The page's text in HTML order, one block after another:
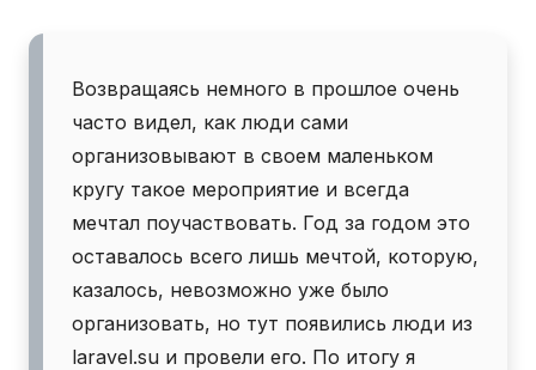
Возвращаясь немного в прошлое очень
часто видел, как люди сами
организовывают в своем маленьком
кругу такое мероприятие и всегда
мечтал поучаствовать. Год за годом это
оставалось всего лишь мечтой, которую,
казалось, невозможно уже было
организовать, но тут появились люди из
laravel.su и провели его. По итогу я